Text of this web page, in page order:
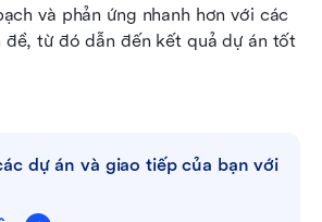
và phản ứng nhanh hơn với các
đề, từ đó dẫn đến kết quả dự án tốt
dự án và giao tiếp của bạn với